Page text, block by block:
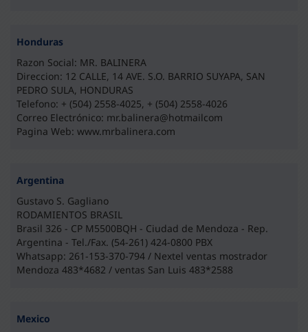
Honduras
Razon Social: MR. BALINERA
Direccion: 12 CALLE, 14 AVE. S.O. BARRIO SUYAPA, SAN
PEDRO SULA, HONDURAS
Telefono: + (504) 2558-4025, + (504) 2558-4026
Correo Electrónico: mr.balinera@hotmailcom
Pagina Web: www.mrbalinera.com
Argentina
Gustavo S. Gagliano
RODAMIENTOS BRASIL
Brasil 326 - CP M5500BQH - Ciudad de Mendoza - Rep.
Argentina - Tel./Fax. (54-261) 424-0800 PBX
Whatsapp: 261-153-370-794 / Nextel ventas mostrador
Mendoza 483*4682 / ventas San Luis 483*2588
Mexico